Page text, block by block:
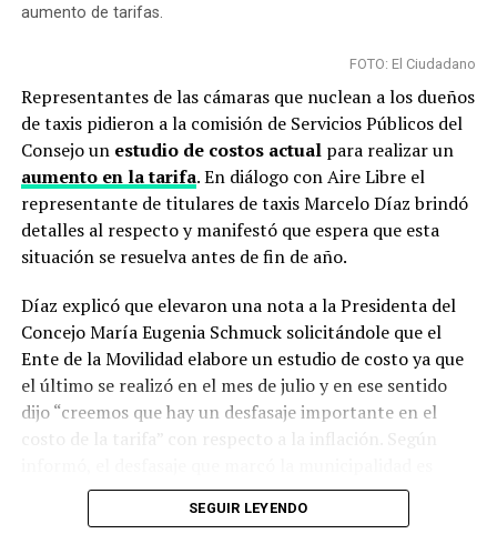
aumento de tarifas.
FOTO: El Ciudadano
Representantes de las cámaras que nuclean a los dueños
de taxis pidieron a la comisión de Servicios Públicos del
Consejo un estudio de costos actualpara realizar un
aumento en la tarifa. En diálogo con Aire Libre el
representante de titulares de taxis Marcelo Díaz brindó
detalles al respecto y manifestó que espera que esta
situación se resuelva antes de fin de año.
Díaz explicó que elevaron una nota a la Presidenta del
Concejo María Eugenia Schmuck solicitándole que el
Ente de la Movilidad elabore un estudio de costo ya que
el último se realizó en el mes de julio y en ese sentido
dijo “creemos que hay un desfasaje importante en el
costo de la tarifa” con respecto a la inflación. Según
entre el 65% y 75% y calculan que el aumento de la
tarifa rondará entre un 20% y un 30%.
SEGUIR LEYENDO